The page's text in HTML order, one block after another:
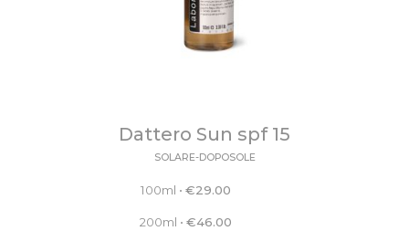
Dattero Sun spf 15
SOLARE-DOPOSOLE
100ml •€29.00
200ml •€46.00